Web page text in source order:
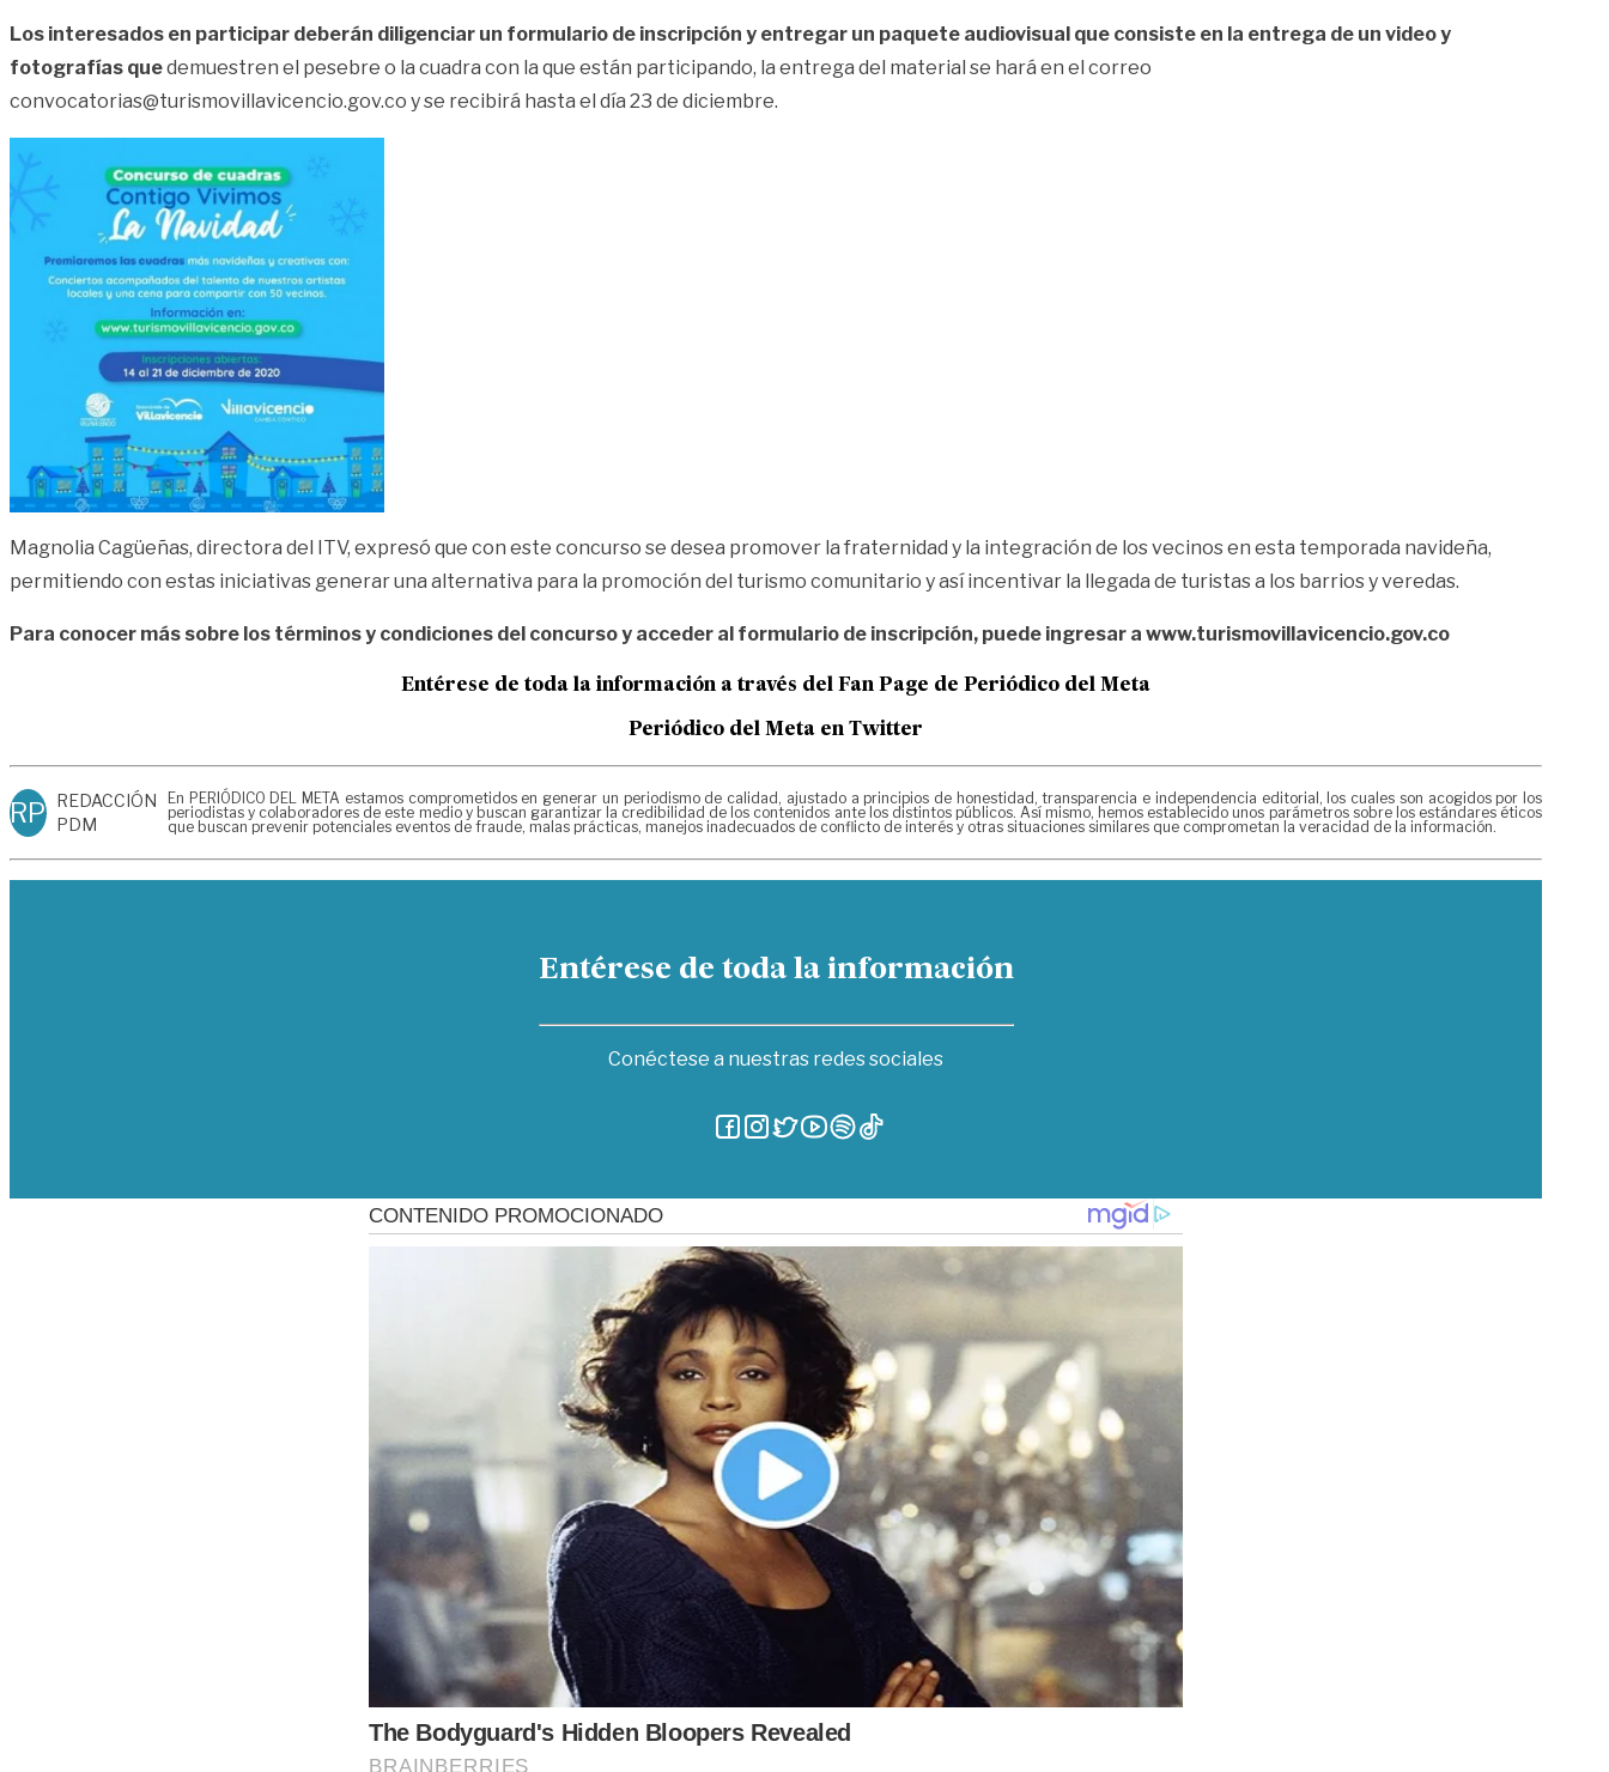
Los interesados en participar deberán diligenciar un formulario de inscripción y entregar un paquete audiovisual que consiste en la entrega de un video y
fotografías quedemuestren el pesebre o la cuadra con la que están participando, la entrega del material se hará en el correo
convocatorias@turismovillavicencio.gov.co y se recibirá hasta el día 23 de diciembre.
Magnolia Cagüeñas, directora del ITV, expresó que con este concurso se desea promover la fraternidad y la integración de los vecinos en esta temporada navideña,
permitiendo con estas iniciativas generar una alternativa para la promoción del turismo comunitario y así incentivar la llegada de turistas a los barrios y veredas.
Para conocer más sobre los términos y condiciones del concurso y acceder al formulario de inscripción, puede ingresar a www.turismovillavicencio.gov.co
Entérese de toda la información a través del Fan Page de Periódico del Meta
Periódico del Meta en Twitter
RP REDACCIÓN
PDM
En PERIÓDICO DEL META estamos comprometidos en generar un periodismo de calidad, ajustado a principios de honestidad, transparencia e independencia editorial, los cuales son acogidos por los
periodistas y colaboradores de este medio y buscan garantizar la credibilidad de los contenidos ante los distintos públicos. Así mismo, hemos establecido unos parámetros sobre los estándares éticos
que buscan prevenir potenciales eventos de fraude, malas prácticas, manejos inadecuados de conflicto de interés y otras situaciones similares que comprometan la veracidad de la información.
Entérese de toda la información
Conéctese a nuestras redes sociales